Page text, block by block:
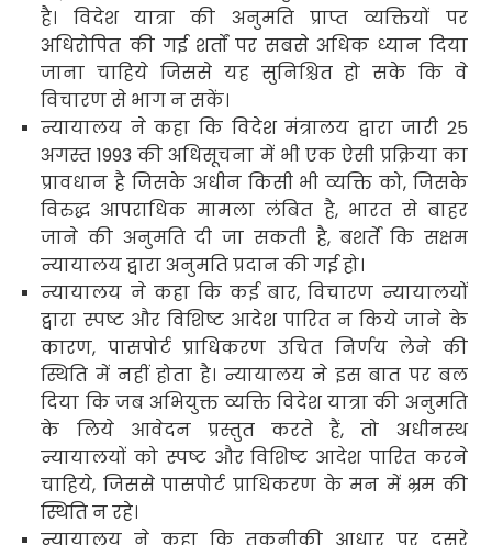
है। विदेश यात्रा की अनुमति प्राप्त व्यक्तियों पर
अधिरोपित की गई शर्तों पर सबसे अधिक ध्यान दिया
जाना चाहिये जिससे यह सुनिश्चित हो सके कि वे
विचारण से भाग न सकें।
न्यायालय ने कहा कि विदेश मंत्रालय द्वारा जारी 25
अगस्त1993की अधिसूचना में भी एक ऐसी प्रक्रिया का
प्रावधान है जिसके अधीन किसी भी व्यक्ति को, जिसके
विरुद्ध आपराधिक मामला लंबित है, भारत से बाहर
जाने की अनुमति दी जा सकती है,बशर्ते कि सक्षम
न्यायालय द्वारा अनुमति प्रदान की गई हो।
न्यायालय ने कहा कि कई बार,विचारण न्यायालयों
द्वारा स्पष्ट और विशिष्ट आदेश पारित न किये जाने के
कारण, पासपोर्ट प्राधिकरण उचित निर्णय लेने की
स्थिति में नहीं होता है। न्यायालय ने इस बात पर बल
दिया कि जब अभियुक्त व्यक्ति विदेश यात्रा की अनुमति
के लिये आवेदन प्रस्तुत करते हैं,तो अधीनस्थ
न्यायालयों को स्पष्ट और विशिष्ट आदेश पारित करने
चाहिये, जिससे पासपोर्ट प्राधिकरण के मन में भ्रम की
स्थिति न रहे।
न्यायालय ने कहा कि तकनीकी आधार पर दूसरे